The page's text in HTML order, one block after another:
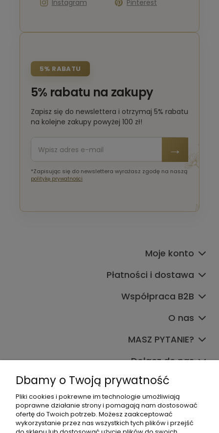
Instagram Pinterest
5% RABATU
5% rabatu na zakupy
Zapisz się do newslettera i otrzymaj 5% rabatu
na kolejne zakupy powyżej 100 zł!
*Zapisując się do newslettera wyrażasz zgodę na naszą
politykę prywatności
Moje konto
Płatności i dostawa
Współpraca B2B
O nas
MASZ PYTANIE?
Dołącz do nas
Dbamy o Twoją prywatność
Pliki cookies i pokrewne im technologie umożliwiają
poprawne działanie strony i pomagają nam dostosować
ofertę do Twoich potrzeb. Możesz zaakceptować
wykorzystanie przez nas wszystkich tych plików i przejść